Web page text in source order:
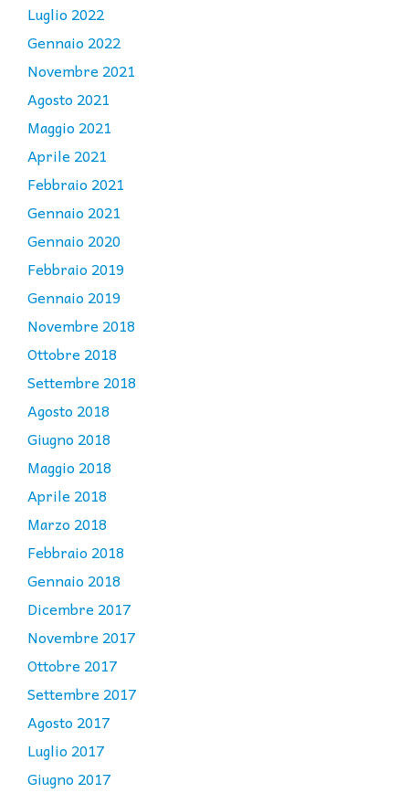
Luglio 2022
Gennaio 2022
Novembre 2021
Agosto 2021
Maggio 2021
Aprile 2021
Febbraio 2021
Gennaio 2021
Gennaio 2020
Febbraio 2019
Gennaio 2019
Novembre 2018
Ottobre 2018
Settembre 2018
Agosto 2018
Giugno 2018
Maggio 2018
Aprile 2018
Marzo 2018
Febbraio 2018
Gennaio 2018
Dicembre 2017
Novembre 2017
Ottobre 2017
Settembre 2017
Agosto 2017
Luglio 2017
Giugno 2017